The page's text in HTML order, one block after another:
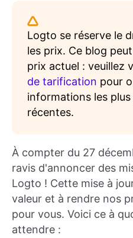
Logto se réserve le
les prix. Ce blog
prix actuel : veuillez
de tarification pour
informations les
récentes.
À compter du 27
ravis d'annoncer des
Logto ! Cette mise à
valeur et à rendre nos
pour vous. Voici ce à
attendre :